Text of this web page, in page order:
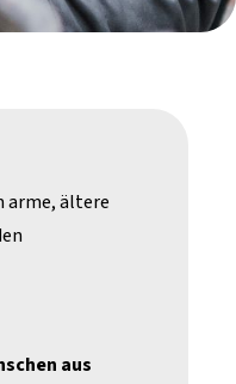
arme, ältere
aus